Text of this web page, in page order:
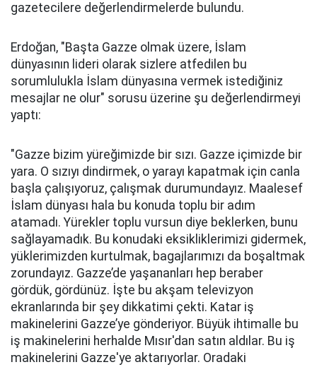
gazetecilere değerlendirmelerde bulundu.
Erdoğan, "Başta Gazze olmak üzere, İslam
dünyasının lideri olarak sizlere atfedilen bu
sorumlulukla İslam dünyasına vermek istediğiniz
mesajlar ne olur" sorusu üzerine şu değerlendirmeyi
yaptı:
"Gazze bizim yüreğimizde bir sızı. Gazze içimizde bir
yara. O sızıyı dindirmek, o yarayı kapatmak için canla
başla çalışıyoruz, çalışmak durumundayız. Maalesef
İslam dünyası hala bu konuda toplu bir adım
atamadı. Yürekler toplu vursun diye beklerken, bunu
sağlayamadık. Bu konudaki eksikliklerimizi gidermek,
yüklerimizden kurtulmak, bagajlarımızı da boşaltmak
zorundayız. Gazze’de yaşananları hep beraber
gördük, gördünüz. İşte bu akşam televizyon
ekranlarında bir şey dikkatimi çekti. Katar iş
makinelerini Gazze’ye gönderiyor. Büyük ihtimalle bu
iş makinelerini herhalde Mısır'dan satın aldılar. Bu iş
makinelerini Gazze'ye aktarıyorlar. Oradaki